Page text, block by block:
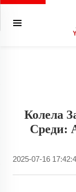
Колела
Среди:
2025-07-16